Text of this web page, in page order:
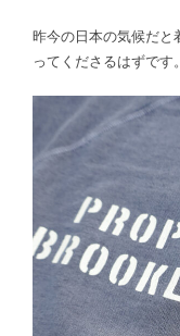
昨今の日本の気候だと
ってくださるはずです。